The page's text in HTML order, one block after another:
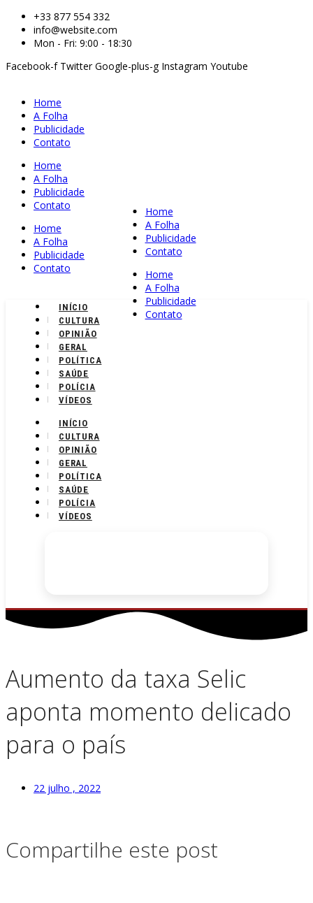
+33 877 554 332
info@website.com
Mon - Fri: 9:00 - 18:30
Facebook-f Twitter Google-plus-g Instagram Youtube
Home
A Folha
Publicidade
Contato
Home
A Folha
Publicidade
Contato
Home
A Folha
Publicidade
Contato
Home
A Folha
Publicidade
Contato
Home
A Folha
Publicidade
Contato
INÍCIO
CULTURA
OPINIÃO
GERAL
POLÍTICA
SAÚDE
POLÍCIA
VÍDEOS
INÍCIO
CULTURA
OPINIÃO
GERAL
POLÍTICA
SAÚDE
POLÍCIA
VÍDEOS
Aumento da taxa Selic
aponta momento delicado
para o país
22 julho , 2022
Compartilhe este post